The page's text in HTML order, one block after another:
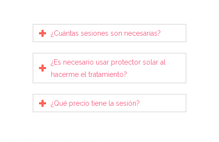
¿Cuántas sesiones son necesarias?
¿Es necesario usar protector solar al
hacerme el tratamiento?
¿Qué precio tiene la sesión?